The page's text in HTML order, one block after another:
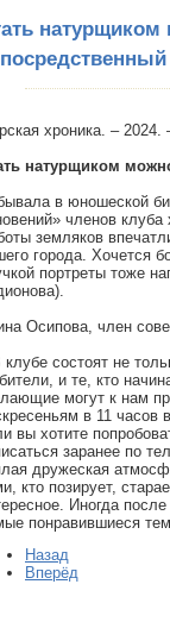
натурщиком
хроника. –
натурщиком
в юношеской
членов
земляков
города. Хочется
портреты тоже
Осипова, член
клубе состоят не
и те, кто
могут к нам
в 11 часов
вы хотите
заранее по
дружеская
кто позирует,
Иногда
понравившиеся
Назад
Вперёд